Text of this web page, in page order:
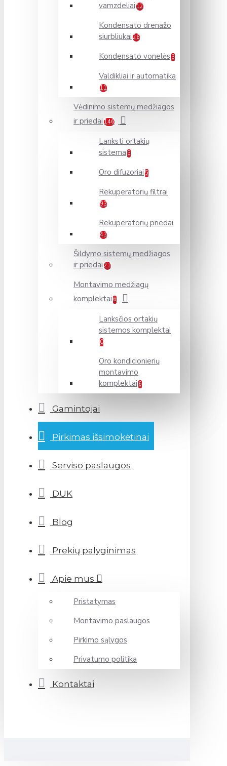
vamzdeliai 12
Kondensato drenažo
siurbliukai 26
Kondensato vonelės 3
Valdikliai ir automatika
11
Vėdinimo sistemų medžiagos
ir priedai 146
Lanksti ortakių
sistema 5
Oro difuzoriai 5
Rekuperatorių filtrai
93
Rekuperatorių priedai
43
Šildymo sistemų medžiagos
ir priedai 23
Montavimo medžiagų
komplektai 6
Lanksčios ortakių
sistemos komplektai
0
Oro kondicionierių
montavimo
komplektai 6
Gamintojai
Pirkimas išsimokėtinai
Serviso paslaugos
DUK
Blog
Prekių palyginimas
Apie mus
Pristatymas
Montavimo paslaugos
Pirkimo sąlygos
Privatumo politika
Kontaktai